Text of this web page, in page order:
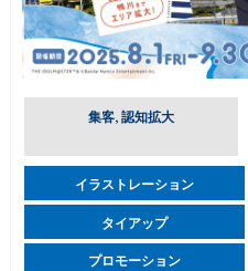
集客, 認知拡大
イラストレーション
タイアップ
プロモーション